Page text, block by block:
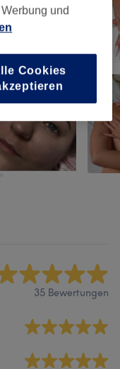
35 Bewertungen
und
Cookies